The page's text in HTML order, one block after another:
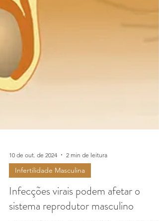
10 de out. de 2024 2 min de leitura
Infertilidade Masculina